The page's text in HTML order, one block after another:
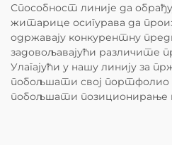
Способност линије да
житарице осигурава да
одржавају конкурентну
задовољавајући различите
Улагајући у нашу линију за
побољшати свој портфолио
побољшати